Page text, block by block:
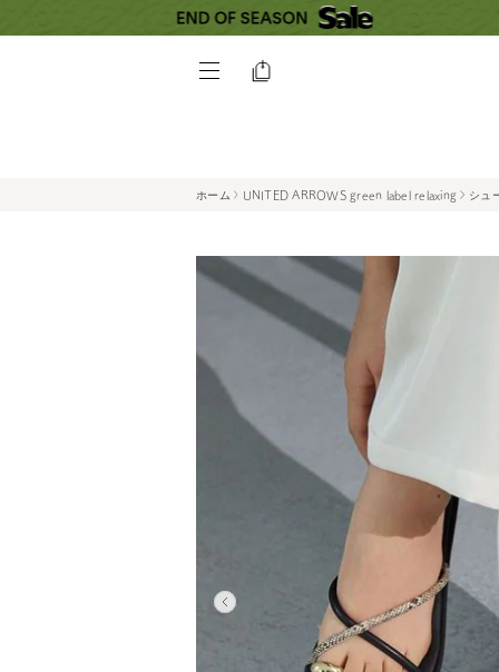
ホーム UNITED ARROWS green label relaxing シュ